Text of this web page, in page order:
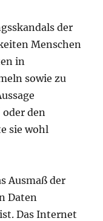
der
Menschen
in
sowie zu
oder den
sie wohl
Ausmaß der
Daten
Das Internet